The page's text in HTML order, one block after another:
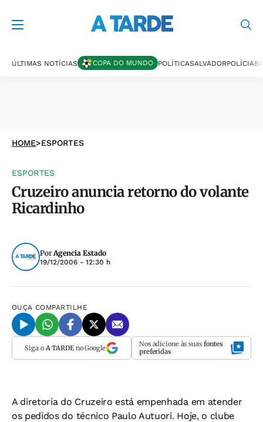
ÚLTIMAS NOTÍCIAS COPA DO MUNDO POLÍTICASALVADORPOLÍCIA
HOME>ESPORTES
ESPORTES
Cruzeiro anuncia retorno do volante
Ricardinho
PorAgencia Estado
19/12/2006 - 12:30 h
OUÇA COMPARTILHE
Siga o A TARDEno Google Nos adicione às suas fontes
preferidas
A diretoria do Cruzeiro está empenhada em atender
os pedidos do técnico Paulo Autuori. Hoje, o clube